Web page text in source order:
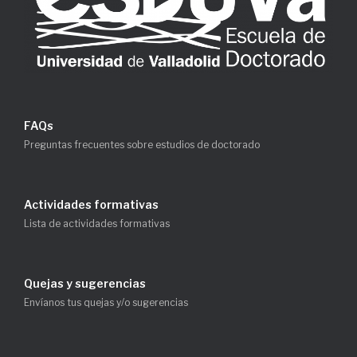
FAQs
Preguntas frecuentes sobre estudios de doctorado
Actividades formativas
Lista de actividades formativas
Quejas y sugerencias
Envíanos tus quejas y/o sugerencias